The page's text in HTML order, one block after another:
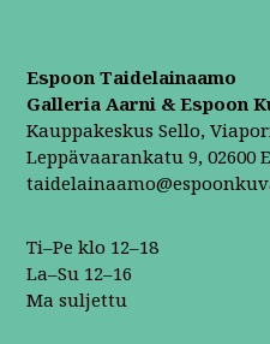
Espoon Taidelainaamo
Galleria Aarni & Espoon
Kauppakeskus Sello,
Leppävaarankatu 9, 02600
Ti–Pe klo 12–18
La–Su 12–16
Ma suljettu